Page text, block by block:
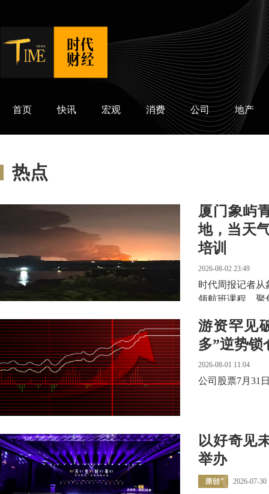
时代财经
首页 快讯 宏观 消费 公司 地产
热点
厦门象屿
地，当天
培训
2026-08-02 23:49
时代周报记者从
领航班课程，聚
游资罕见
多”逆势锁
2026-08-01 11:04
公司股票7月31
以好奇见
举办
2026-07-30